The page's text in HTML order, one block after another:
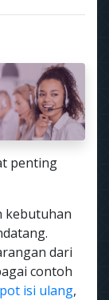
penting
kebutuhan
dari
contoh
isi ulang,